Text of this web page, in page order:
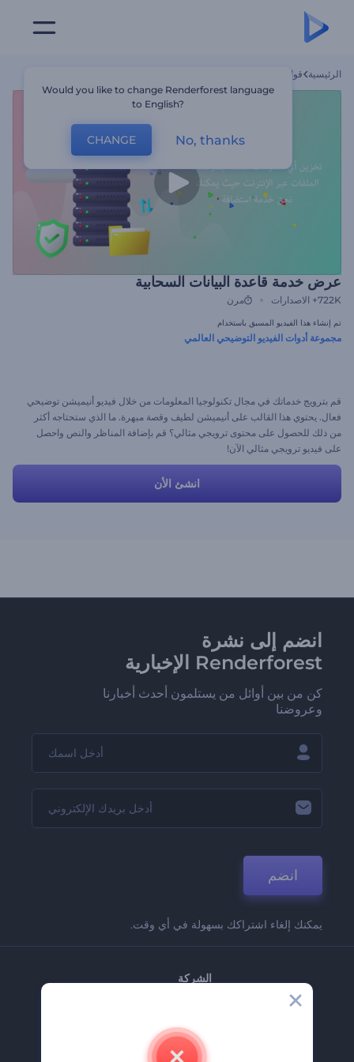
الرئيسية قوالب
عرض خدمة قاعدة البيانات السحابية
722K+ الاصدارات مرن
تم إنشاء هذا الفيديو المسبق باستخدام
مجموعة أدوات الفيديو التوضيحي العالمي
قم بترويج خدماتك في مجال تكنولوجيا المعلومات من خلال فيديو أنيميشن توضيحي
فعال. يحتوي هذا القالب على أنيميشن لطيف وقصة مبهرة. ما الذي ستحتاجه أكثر
من ذلك للحصول على محتوى ترويجي مثالي؟ قم بإضافة المناظر والنص واحصل
على فيديو ترويجي مثالي الآن!
انشئ الأن
انضم إلى نشرة
Renderforest الإخبارية
كن من بين أوائل من يستلمون أحدث أخبارنا
وعروضنا
انضم
يمكنك إلغاء اشتراكك بسهولة في أي وقت.
الشركة
اتصل بنا
وظائف
Would you like to change Renderforest language
to English?
CHANGE No, thanks